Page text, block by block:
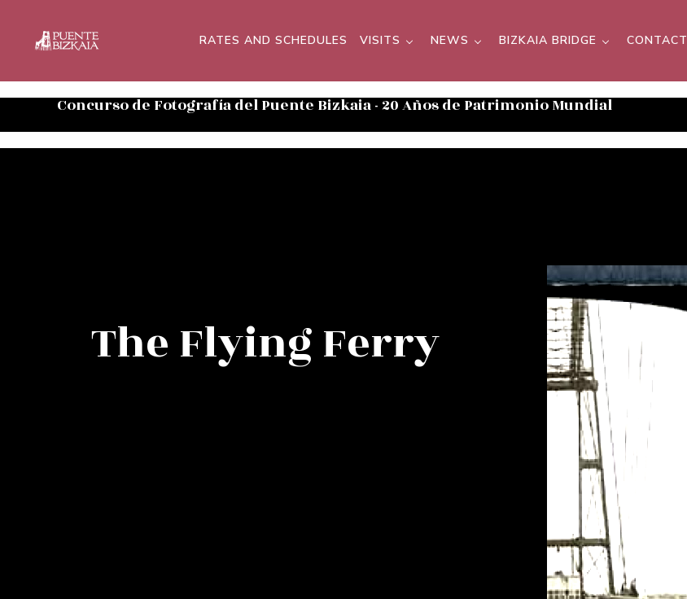
RATES AND SCHEDULES VISITS NEWS BIZKAIA BRIDGE CONTACT
Concurso de Fotografía del Puente Bizkaia - 20 Años de Patrimonio Mundial
The Flying Ferry